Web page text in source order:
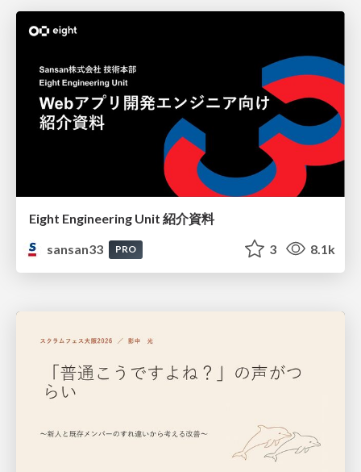
Eight Engineering Unit 紹介資料
sansan33
PRO 3 8.1k